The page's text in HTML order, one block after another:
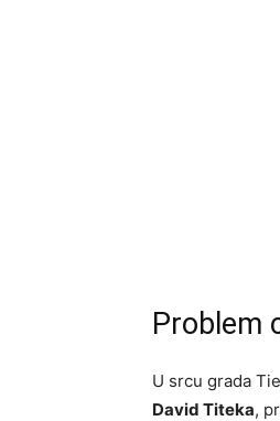
Problem
U srcu grada
David Titeka,